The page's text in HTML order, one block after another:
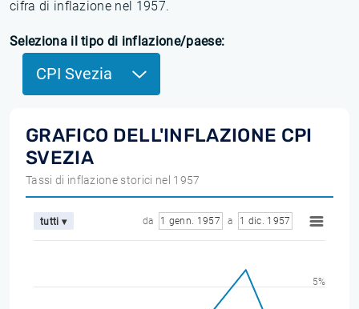
cifra di inflazione nel 1957.
Seleziona il tipo di inflazione/paese:
CPI Svezia
GRAFICO DELL'INFLAZIONE CPI
SVEZIA
Tassi di inflazione storici nel 1957
tutti ▾ da 1 genn. 1957 a 1 dic. 1957
5%